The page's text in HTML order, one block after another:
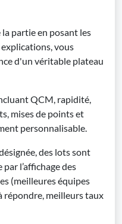
partie en posant les
vous
d'un véritable plateau
QCM, rapidité,
mises de points et
personnalisable.
des lots sont
l’affichage des
(meilleures équipes
répondre, meilleurs taux